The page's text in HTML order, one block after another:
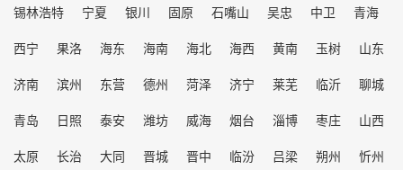
锡林浩特
宁夏 银川 固原 石嘴山 吴忠 中卫
青海
西宁
果洛 海东 海南 海北 海西 黄南 玉树
山东
济南
滨州 东营 德州 菏泽 济宁 莱芜 临沂
聊城
青岛
日照 泰安 潍坊 威海 烟台 淄博 枣庄
山西
太原
长治 大同 晋城 晋中 临汾 吕梁 朔州
忻州